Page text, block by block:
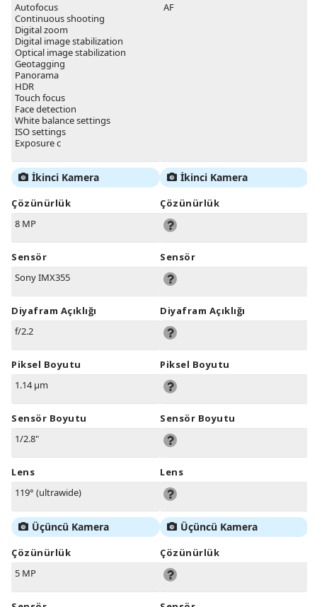
Autofocus
Continuous shooting
Digital zoom
Digital image stabilization
Optical image stabilization
Geotagging
Panorama
HDR
Touch focus
Face detection
White balance settings
ISO settings
Exposure c
İkinci Kamera
Çözünürlük
8 MP
Sensör
Sony IMX355
Diyafram Açıklığı
f/2.2
Piksel Boyutu
1.14 µm
Sensör Boyutu
1/2.8"
Lens
119° (ultrawide)
Üçüncü Kamera
Çözünürlük
5 MP
AF
İkinci Kamera
Çözünürlük
Sensör
Diyafram Açıklığı
Piksel Boyutu
Sensör Boyutu
Lens
Üçüncü Kamera
Çözünürlük